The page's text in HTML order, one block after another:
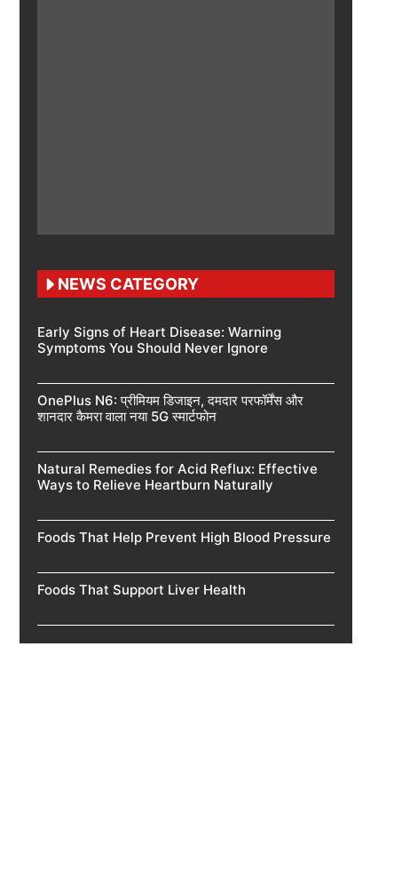
NEWS CATEGORY
Early Signs of Heart Disease: Warning
Symptoms You Should Never Ignore
OnePlus N6: प्रीमियम डिजाइन, दमदार परफॉर्मेंस और
शानदार कैमरा वाला नया 5G स्मार्टफोन
Natural Remedies for Acid Reflux: Effective
Ways to Relieve Heartburn Naturally
Foods That Help Prevent High Blood Pressure
Foods That Support Liver Health